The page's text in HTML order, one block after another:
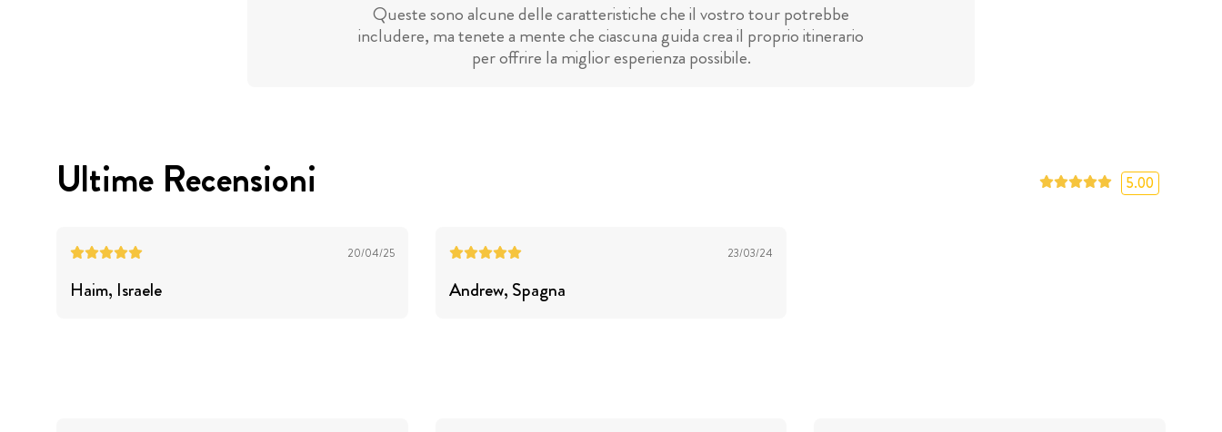
Queste sono alcune delle caratteristiche che il vostro tour potrebbe
includere, ma tenete a mente che ciascuna guida crea il proprio itinerario
per offrire la miglior esperienza possibile.
Ultime Recensioni 5.00
20/04/25
Haim, Israele
23/03/24
Andrew, Spagna